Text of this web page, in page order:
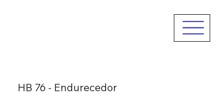
HB 76 - Endurecedor